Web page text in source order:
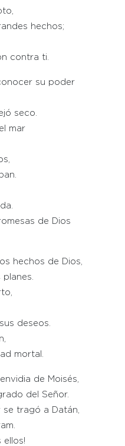
hechos;
contra ti.
su poder
seco.
mar
de Dios
hechos de Dios,
deseos.
mortal.
de Moisés,
del Señor.
tragó a Datán,
ellos!